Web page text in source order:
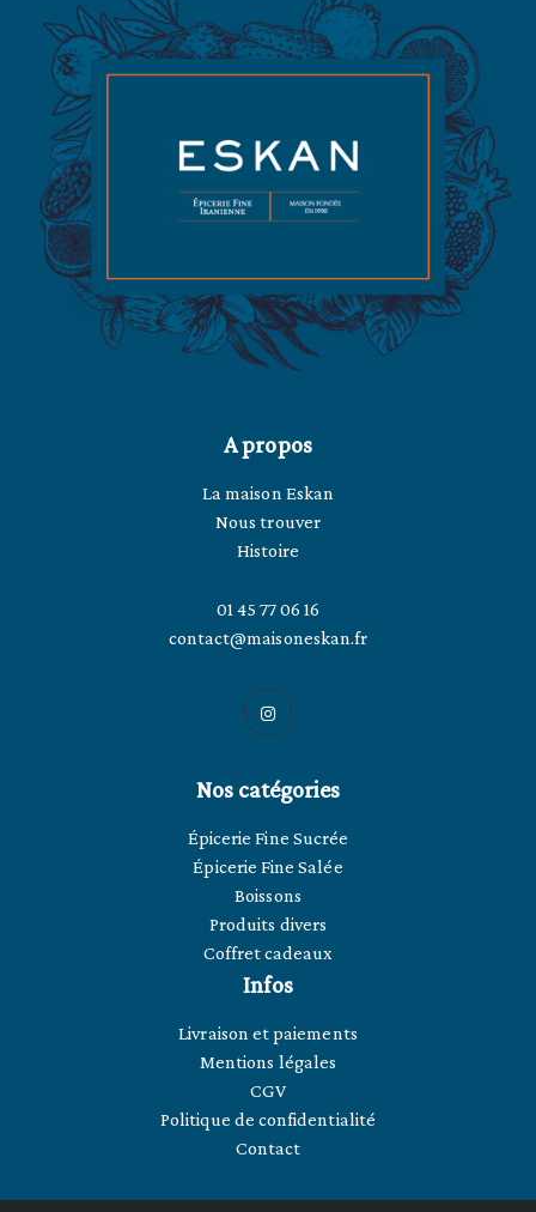
A propos
La maison Eskan
Nous trouver
Histoire
01 45 77 06 16
contact@maisoneskan.fr
Nos catégories
Épicerie Fine Sucrée
Épicerie Fine Salée
Boissons
Produits divers
Coffret cadeaux
Infos
Livraison et paiements
Mentions légales
CGV
Politique de confidentialité
Contact